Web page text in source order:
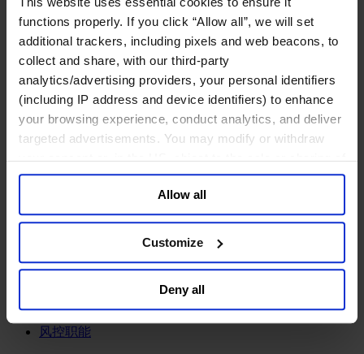
functions properly. If you click “Allow all”, we will set
additional trackers, including pixels and web beacons, to
collect and share, with our third-party
analytics/advertising providers, your personal identifiers
(including IP address and device identifiers) to enhance
your browsing experience, conduct analytics, and deliver
targeted advertisements. You may modify or withdraw
your consent or, in the US, object to the sale or sharing of
your data for targeted advertising, by clicking “Do Not
Sell or Share My Personal Information” in the footer of
the website. You must opt-out of each device and each
browser. For additional information and retention terms
general collection and use of personal information see
Allow all
Customize
Deny all
工业
化工与过程工业咨询团队
机械与工业技术
汽车与交通设备
能源业
金属与矿业
金融服务业
主权财富基金
保险业
投资银行、企业银行与金融市场
私募股权投资行业
财富管理
零售金融服务
风控职能